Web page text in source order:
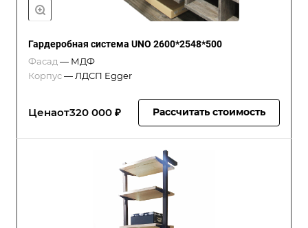
Гардеробная система UNO 2600*2548*500
Фасад — МДФ
Корпус— ЛДСП Egger
Ценаот320 000 ₽ Рассчитать стоимость